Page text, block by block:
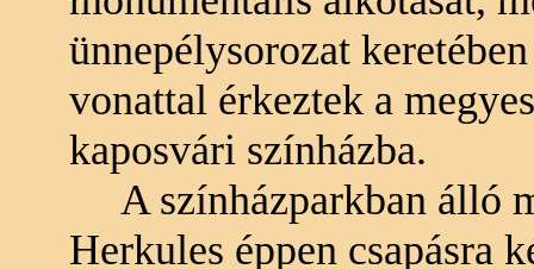
ünnepélysorozat
vonattal érkeztek a
kaposvári színházba.
A színházparkban álló
Herkules éppen csapásra